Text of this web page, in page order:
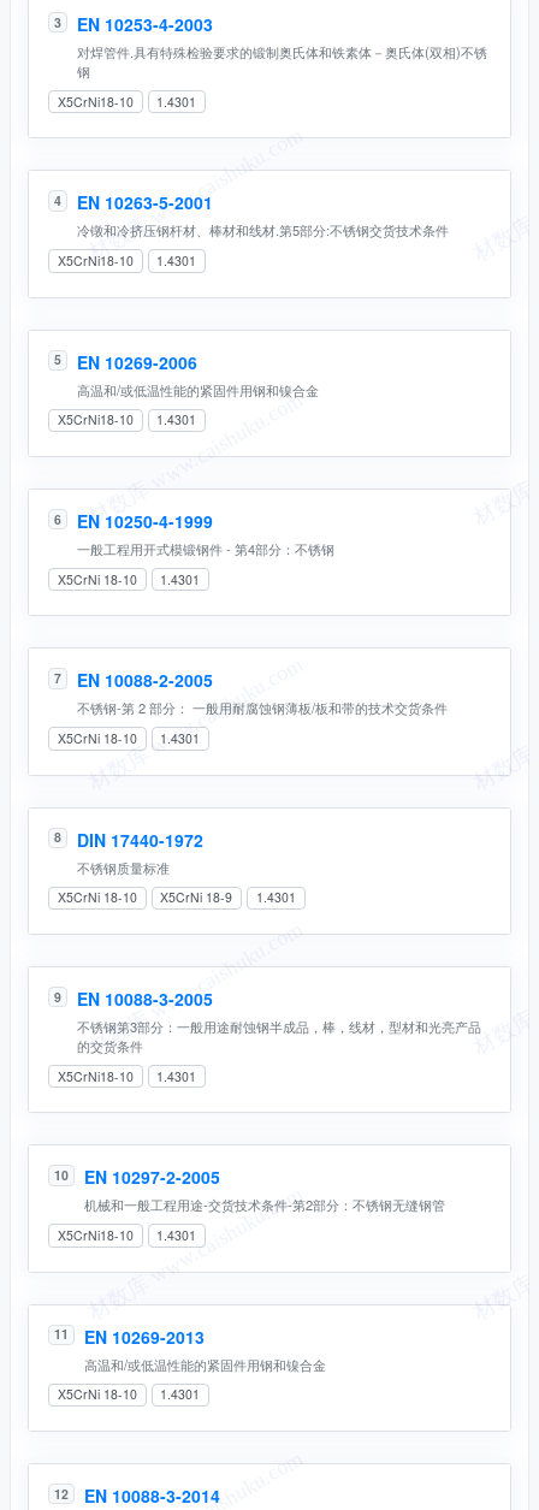
3 EN 10253-4-2003
对焊管件.具有特殊检验要求的锻制奥氏体和铁素体－奥氏体(双相)不锈
钢
X5CrNi18-10 1.4301
4 EN 10263-5-2001
冷镦和冷挤压钢杆材、棒材和线材.第5部分:不锈钢交货技术条件
X5CrNi18-10 1.4301
5 EN 10269-2006
高温和/或低温性能的紧固件用钢和镍合金
X5CrNi18-10 1.4301
6 EN 10250-4-1999
一般工程用开式模锻钢件 - 第4部分：不锈钢
X5CrNi 18-10 1.4301
7 EN 10088-2-2005
不锈钢-第 2 部分： 一般用耐腐蚀钢薄板/板和带的技术交货条件
X5CrNi 18-10 1.4301
8 DIN 17440-1972
不锈钢质量标准
X5CrNi 18-10 X5CrNi 18-9 1.4301
9 EN 10088-3-2005
不锈钢第3部分：一般用途耐蚀钢半成品，棒，线材，型材和光亮产品
的交货条件
X5CrNi18-10 1.4301
10 EN 10297-2-2005
机械和一般工程用途-交货技术条件-第2部分：不锈钢无缝钢管
X5CrNi18-10 1.4301
11 EN 10269-2013
高温和/或低温性能的紧固件用钢和镍合金
X5CrNi 18-10 1.4301
12 EN 10088-3-2014